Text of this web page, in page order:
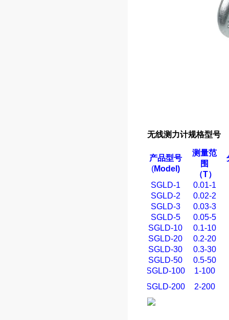
无线测力计规格型号
产品型号
(Model)
测量范
围
（T）
SGLD-1
0.01-1
SGLD-2
0.02-2
SGLD-3
0.03-3
SGLD-5
0.05-5
SGLD-10
0.1-10
SGLD-20
0.2-20
SGLD-30
0.3-30
SGLD-50
0.5-50
SGLD-100
1-100
SGLD-200
2-200